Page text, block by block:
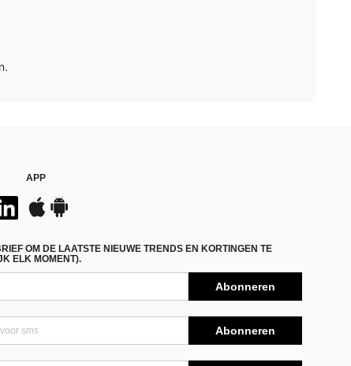
APP
OM DE LAATSTE NIEUWE TRENDS EN KORTINGEN TE
ELK MOMENT).
Abonneren
Abonneren